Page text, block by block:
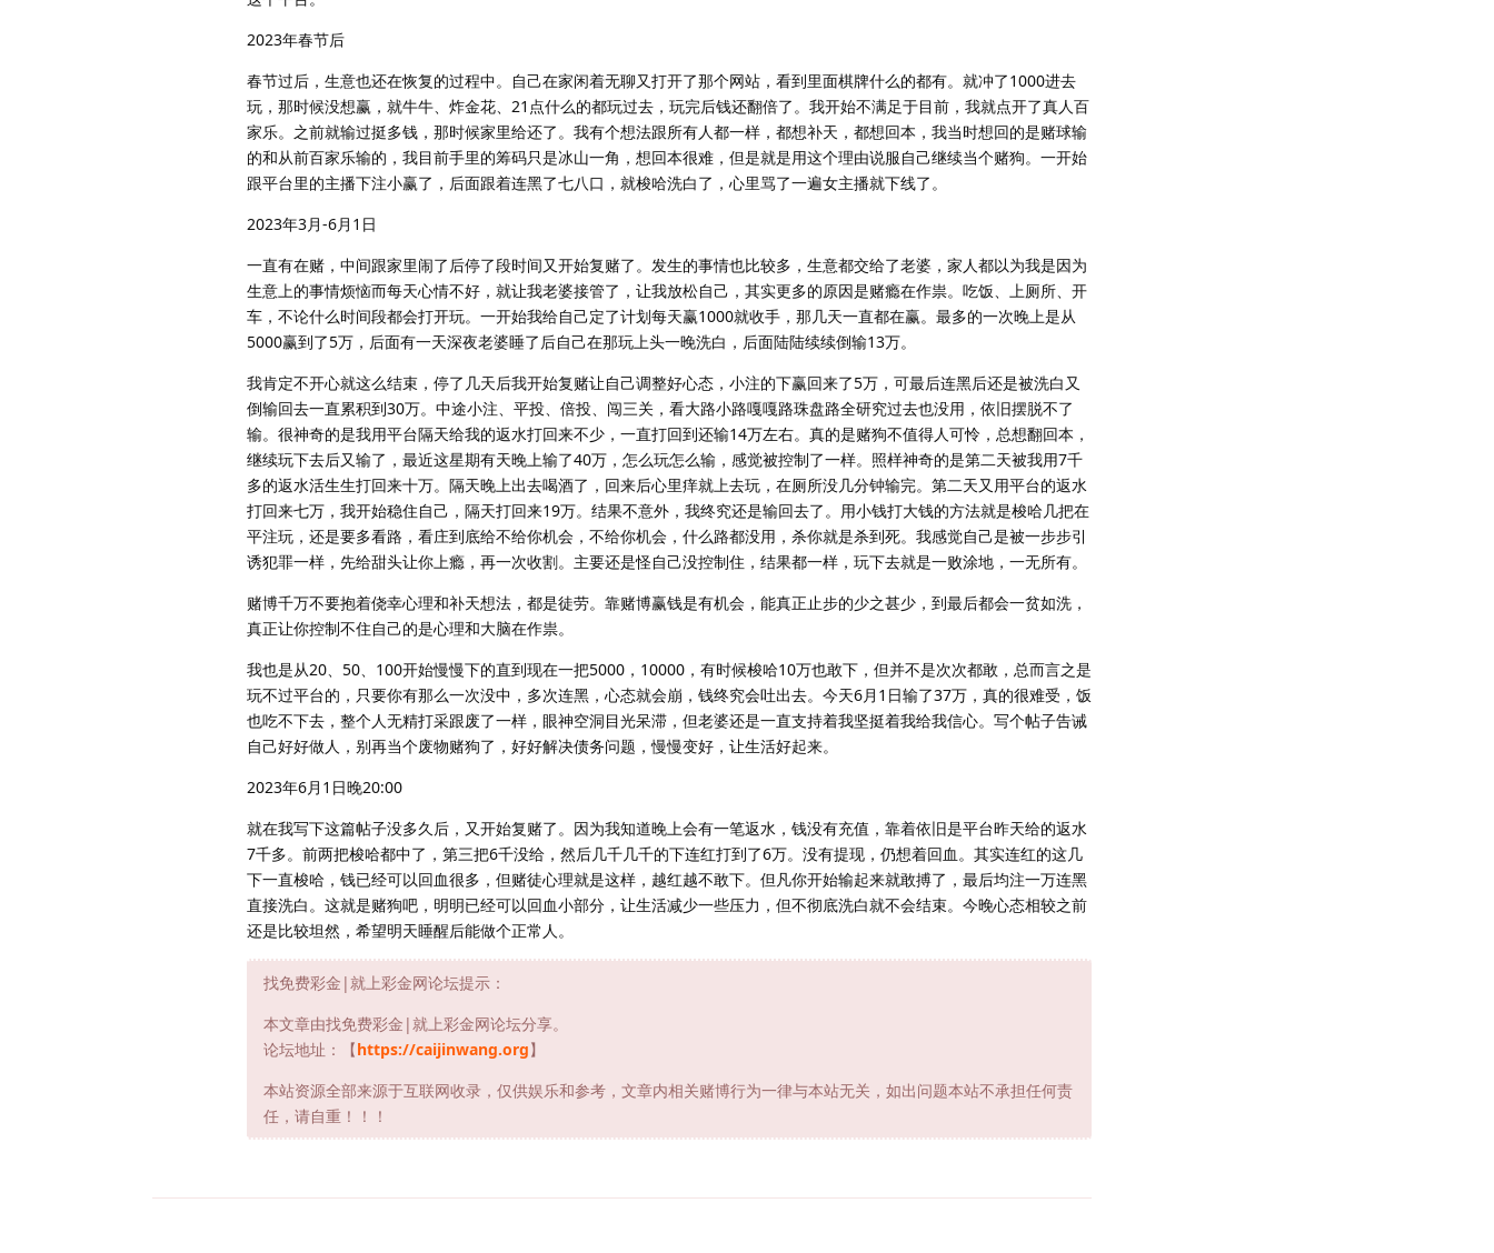
2023年春节后
春节过后，生意也还在恢复的过程中。自己在家闲着无聊又打开了那个网站，看到里面棋牌什么的都有。就冲了1000进去
玩，那时候没想赢，就牛牛、炸金花、21点什么的都玩过去，玩完后钱还翻倍了。我开始不满足于目前，我就点开了真人百
家乐。之前就输过挺多钱，那时候家里给还了。我有个想法跟所有人都一样，都想补天，都想回本，我当时想回的是赌球输
的和从前百家乐输的，我目前手里的筹码只是冰山一角，想回本很难，但是就是用这个理由说服自己继续当个赌狗。一开始
跟平台里的主播下注小赢了，后面跟着连黑了七八口，就梭哈洗白了，心里骂了一遍女主播就下线了。
2023年3月-6月1日
一直有在赌，中间跟家里闹了后停了段时间又开始复赌了。发生的事情也比较多，生意都交给了老婆，家人都以为我是因为
生意上的事情烦恼而每天心情不好，就让我老婆接管了，让我放松自己，其实更多的原因是赌瘾在作祟。吃饭、上厕所、开
车，不论什么时间段都会打开玩。一开始我给自己定了计划每天赢1000就收手，那几天一直都在赢。最多的一次晚上是从
5000赢到了5万，后面有一天深夜老婆睡了后自己在那玩上头一晚洗白，后面陆陆续续倒输13万。
我肯定不开心就这么结束，停了几天后我开始复赌让自己调整好心态，小注的下赢回来了5万，可最后连黑后还是被洗白又
倒输回去一直累积到30万。中途小注、平投、倍投、闯三关，看大路小路嘎嘎路珠盘路全研究过去也没用，依旧摆脱不了
输。很神奇的是我用平台隔天给我的返水打回来不少，一直打回到还输14万左右。真的是赌狗不值得人可怜，总想翻回本，
继续玩下去后又输了，最近这星期有天晚上输了40万，怎么玩怎么输，感觉被控制了一样。照样神奇的是第二天被我用7千
多的返水活生生打回来十万。隔天晚上出去喝酒了，回来后心里痒就上去玩，在厕所没几分钟输完。第二天又用平台的返水
打回来七万，我开始稳住自己，隔天打回来19万。结果不意外，我终究还是输回去了。用小钱打大钱的方法就是梭哈几把在
平注玩，还是要多看路，看庄到底给不给你机会，不给你机会，什么路都没用，杀你就是杀到死。我感觉自己是被一步步引
诱犯罪一样，先给甜头让你上瘾，再一次收割。主要还是怪自己没控制住，结果都一样，玩下去就是一败涂地，一无所有。
赌博千万不要抱着侥幸心理和补天想法，都是徒劳。靠赌博赢钱是有机会，能真正止步的少之甚少，到最后都会一贫如洗，
真正让你控制不住自己的是心理和大脑在作祟。
我也是从20、50、100开始慢慢下的直到现在一把5000，10000，有时候梭哈10万也敢下，但并不是次次都敢，总而言之是
玩不过平台的，只要你有那么一次没中，多次连黑，心态就会崩，钱终究会吐出去。今天6月1日输了37万，真的很难受，饭
也吃不下去，整个人无精打采跟废了一样，眼神空洞目光呆滞，但老婆还是一直支持着我坚挺着我给我信心。写个帖子告诫
自己好好做人，别再当个废物赌狗了，好好解决债务问题，慢慢变好，让生活好起来。
2023年6月1日晚20:00
就在我写下这篇帖子没多久后，又开始复赌了。因为我知道晚上会有一笔返水，钱没有充值，靠着依旧是平台昨天给的返水
7千多。前两把梭哈都中了，第三把6千没给，然后几千几千的下连红打到了6万。没有提现，仍想着回血。其实连红的这几
下一直梭哈，钱已经可以回血很多，但赌徒心理就是这样，越红越不敢下。但凡你开始输起来就敢搏了，最后均注一万连黑
直接洗白。这就是赌狗吧，明明已经可以回血小部分，让生活减少一些压力，但不彻底洗白就不会结束。今晚心态相较之前
还是比较坦然，希望明天睡醒后能做个正常人。
找免费彩金|就上彩金网论坛提示：
本文章由找免费彩金|就上彩金网论坛分享。
论坛地址：【https://caijinwang.org】
本站资源全部来源于互联网收录，仅供娱乐和参考，文章内相关赌博行为一律与本站无关，如出问题本站不承担任何责
任，请自重！！！